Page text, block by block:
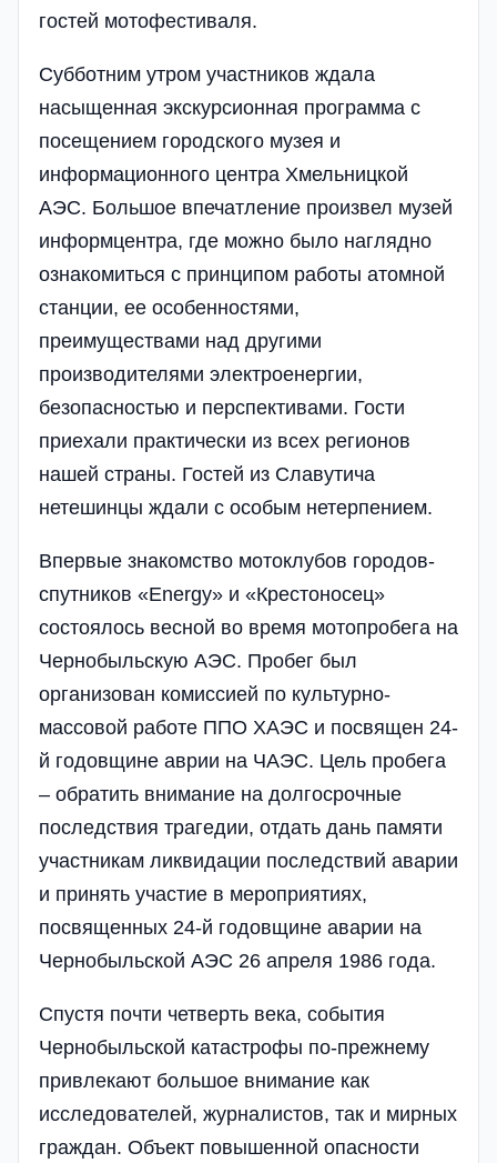
гостей мотофестиваля.
Субботним утром участников ждала
насыщенная экскурсионная программа с
посещением городского музея и
информационного центра Хмельницкой
АЭС. Большое впечатление произвел музей
информцентра, где можно было наглядно
ознакомиться с принципом работы атомной
станции, ее особенностями,
преимуществами над другими
производителями электроенергии,
безопасностью и перспективами. Гости
приехали практически из всех регионов
нашей страны. Гостей из Славутича
нетешинцы ждали с особым нетерпением.
Впервые знакомство мотоклубов городов-
спутников «Energy» и «Крестоносец»
состоялось весной во время мотопробега на
Чернобыльскую АЭС. Пробег был
организован комиссией по культурно-
массовой работе ППО ХАЭС и посвящен 24-
й годовщине аврии на ЧАЭС. Цель пробега
– обратить внимание на долгосрочные
последствия трагедии, отдать дань памяти
участникам ликвидации последствий аварии
и принять участие в мероприятиях,
посвященных 24-й годовщине аварии на
Чернобыльской АЭС 26 апреля 1986 года.
Спустя почти четверть века, события
Чернобыльской катастрофы по-прежнему
привлекают большое внимание как
исследователей, журналистов, так и мирных
граждан. Объект повышенной опасности